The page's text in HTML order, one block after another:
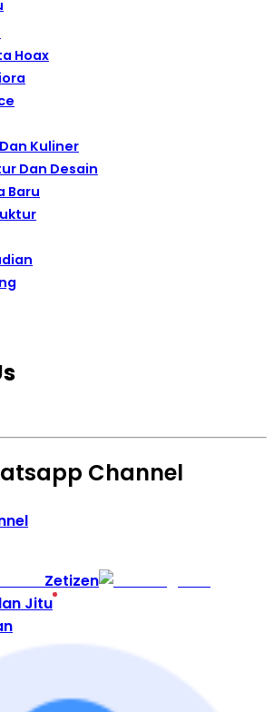
Hoax
Kuliner
Dan Desain
Baru
Channel
Zetizen
Jitu